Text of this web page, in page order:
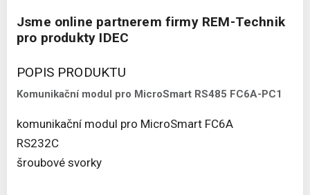
Jsme online partnerem firmy REM-Technik
pro produkty IDEC
POPIS PRODUKTU
Komunikační modul pro MicroSmart RS485 FC6A-PC1
komunikační modul pro MicroSmart FC6A
RS232C
šroubové svorky